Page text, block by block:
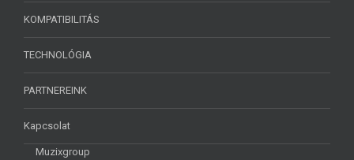
KOMPATIBILITÁS
TECHNOLÓGIA
PARTNEREINK
Kapcsolat
Muzixgroup